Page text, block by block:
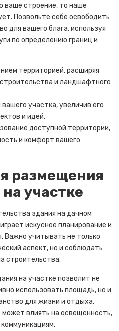
ваше строение, то наше
Позвольте себе освободить
для вашего блага, используя
по определению границ и
территорией, расширяя
и ландшафтного
участка, увеличив его
и идей.
доступной территории,
и комфорт вашего
размещения
участке
здания на дачном
искусное планирование и
Важно учитывать не только
аспект, но и соблюдать
строительства.
на участке позволит не
использовать площадь, но и
для жизни и отдыха.
влиять на освещенность,